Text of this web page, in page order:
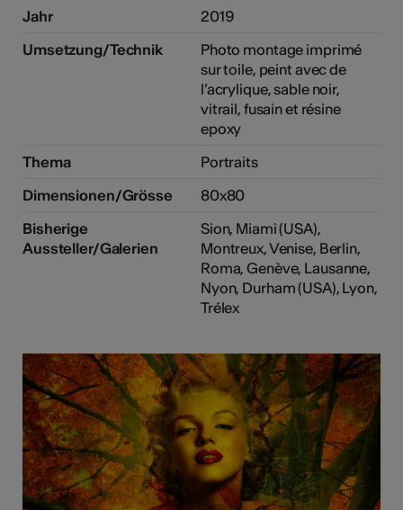
Jahr
2019
Umsetzung/Technik
Photo montage imprimé
sur toile, peint avec de
l’acrylique, sable noir,
vitrail, fusain et résine
epoxy
Thema
Portraits
Dimensionen/Grösse
80x80
Bisherige
Aussteller/Galerien
Sion, Miami (USA),
Montreux, Venise, Berlin,
Roma, Genève, Lausanne,
Nyon, Durham (USA), Lyon,
Trélex